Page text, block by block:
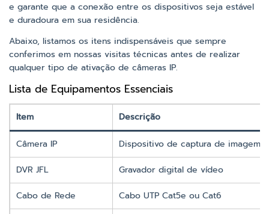
e garante que a conexão entre os dispositivos seja estável
e duradoura em sua residência.
Abaixo, listamos os itens indispensáveis que sempre
conferimos em nossas visitas técnicas antes de realizar
qualquer tipo de ativação de câmeras IP.
Lista de Equipamentos Essenciais
Item Descrição
Câmera IP Dispositivo de captura de imagem
DVR JFL Gravador digital de vídeo
Cabo de Rede Cabo UTP Cat5e ou Cat6